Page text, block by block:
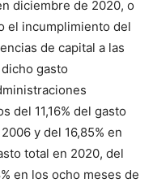
diciembre de 2020, o
el incumplimiento del
de capital a las
gasto
del 11,16% del gasto
y del 16,85% en
total en 2020, del
en los ocho meses de